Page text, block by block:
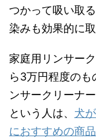
つかって吸い取
染みも効果的に
家庭用リンサー
ら3万円程度のも
ンサークリーナ
という人は、 犬
におすすめの商品